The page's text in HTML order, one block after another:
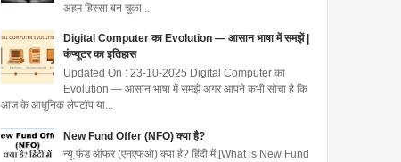
अहम हिस्सा बन चुका...
Digital Computer का Evolution — आसान भाषा में समझें |
कंप्यूटर का इतिहास
Updated On : 23-10-2025 Digital Computer का
Evolution — आसान भाषा में समझें अगर आपने कभी सोचा है कि
आज के आधुनिक लैपटॉप या...
New Fund Offer (NFO) क्या है?
न्यू फंड ऑफर (एनएफओ) क्या है? हिंदी में [What is New Fund